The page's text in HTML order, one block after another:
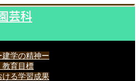
芸科
建学の精神ー
教育目標
ける学習成果